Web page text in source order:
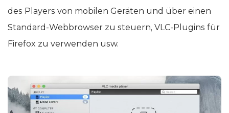
des Players von mobilen Geräten und über einen
Standard-Webbrowser zu steuern, VLC-Plugins für
Firefox zu verwenden usw.